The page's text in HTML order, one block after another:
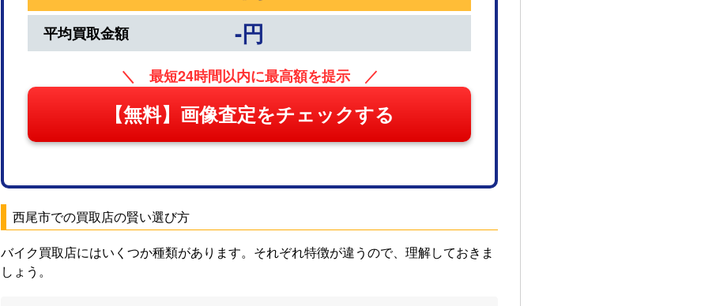
平均買取金額 -円
＼ 最短24時間以内に最高額を提示 ／
【無料】画像査定をチェックする
西尾市での買取店の賢い選び方
バイク買取店にはいくつか種類があります。それぞれ特徴が違うので、理解しておきま
しょう。